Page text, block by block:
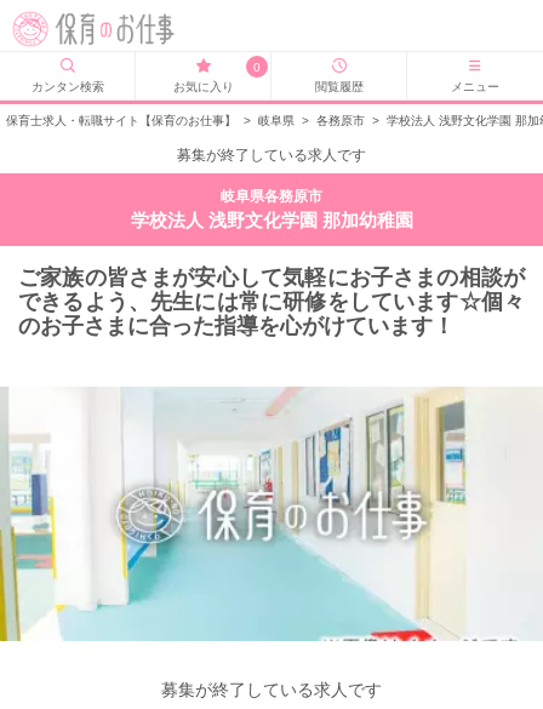
カンタン検索
0
お気に入り
閲覧履歴 メニュー
保育士求人・転職サイト【保育のお仕事】 > 岐阜県 > 各務原市 > 学校法人 浅野文化学園 那
募集が終了している求人です
岐阜県各務原市
学校法人 浅野文化学園 那加幼稚園
ご家族の皆さまが安心して気軽にお子さまの相談が
できるよう、先生には常に研修をしています☆個々
のお子さまに合った指導を心がけています！
募集が終了している求人です